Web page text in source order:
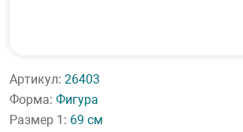
Артикул: 26403
Форма: Фигура
Размер 1: 69 см